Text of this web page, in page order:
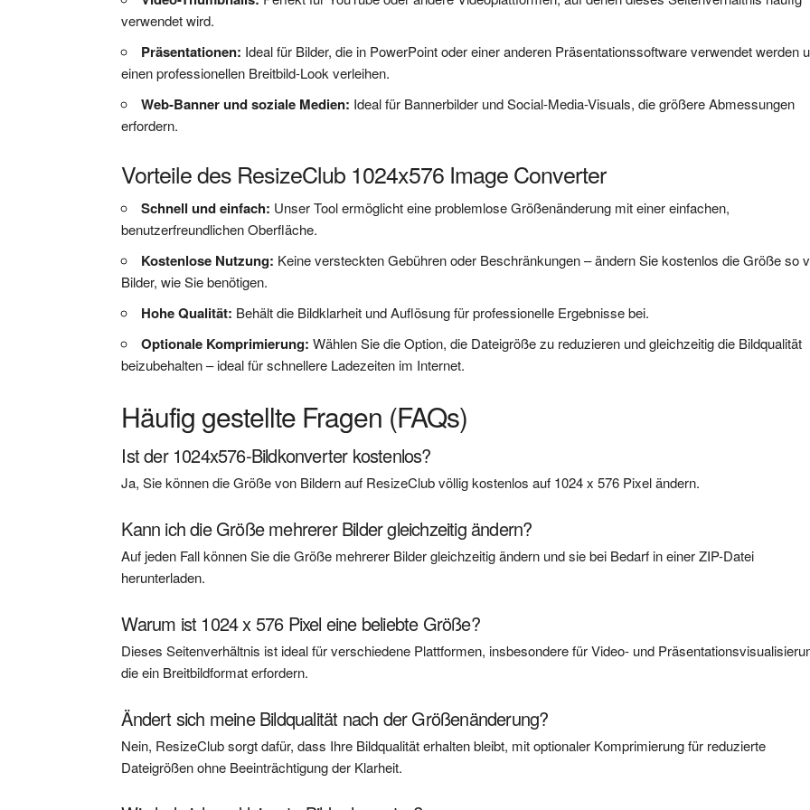
verwendet wird.
Präsentationen: Ideal für Bilder, die in PowerPoint oder einer anderen Präsentationssoftware verwendet werden
einen professionellen Breitbild-Look verleihen.
Web-Banner und soziale Medien: Ideal für Bannerbilder und Social-Media-Visuals, die größere Abmessungen
erfordern.
Vorteile des ResizeClub 1024x576 Image Converter
Schnell und einfach: Unser Tool ermöglicht eine problemlose Größenänderung mit einer einfachen,
benutzerfreundlichen Oberfläche.
Kostenlose Nutzung: Keine versteckten Gebühren oder Beschränkungen – ändern Sie kostenlos die Größe so
Bilder, wie Sie benötigen.
Hohe Qualität: Behält die Bildklarheit und Auflösung für professionelle Ergebnisse bei.
Optionale Komprimierung:Wählen Sie die Option, die Dateigröße zu reduzieren und gleichzeitig die Bildqualität
beizubehalten – ideal für schnellere Ladezeiten im Internet.
Häufig gestellte Fragen (FAQs)
Ist der 1024x576-Bildkonverter kostenlos?
Ja, Sie können die Größe von Bildern auf ResizeClub völlig kostenlos auf 1024 x 576 Pixel ändern.
Kann ich die Größe mehrerer Bilder gleichzeitig ändern?
Auf jeden Fall können Sie die Größe mehrerer Bilder gleichzeitig ändern und sie bei Bedarf in einer ZIP-Datei
herunterladen.
Warum ist 1024 x 576 Pixel eine beliebte Größe?
Dieses Seitenverhältnis ist ideal für verschiedene Plattformen, insbesondere für Video- und
die ein Breitbildformat erfordern.
Ändert sich meine Bildqualität nach der Größenänderung?
Nein, ResizeClub sorgt dafür, dass Ihre Bildqualität erhalten bleibt, mit optionaler Komprimierung für reduzierte
Dateigrößen ohne Beeinträchtigung der Klarheit.